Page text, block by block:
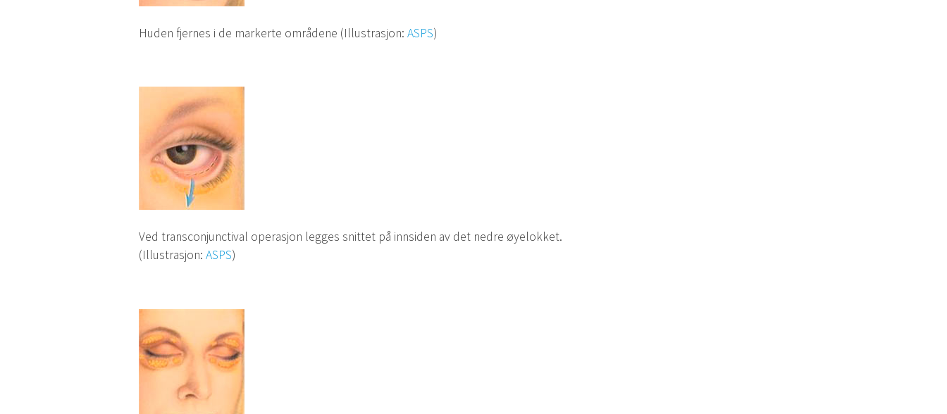
Huden fjernes i de markerte områdene (Illustrasjon: ASPS)
Ved transconjunctival operasjon legges snittet på innsiden av det nedre øyelokket.
(Illustrasjon: ASPS)